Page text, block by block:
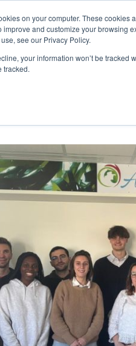
on your computer. These
improve and customize your browsing
see our Privacy Policy.
your information won’t be
tracked.
QUI SOMMES-NOUS